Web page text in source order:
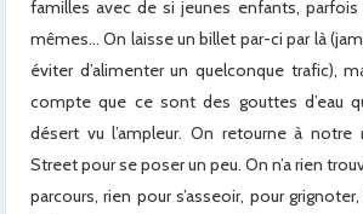
familles avec de si jeunes enfants,
mêmes… On laisse un billet par-ci par là
éviter d’alimenter un quelconque trafic),
compte que ce sont des gouttes d’eau
désert vu l’ampleur. On retourne à notre
Street pour se poser un peu. On n’a rien
parcours, rien pour s’asseoir, pour